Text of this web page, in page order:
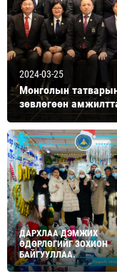
2024-03-25
Монголын
зөвлөгөөн
ДАРХЛАА ДЭМЖИХ
ӨДӨРЛӨГИЙГ ЗОХИОН
БАЙГУУЛЛАА.